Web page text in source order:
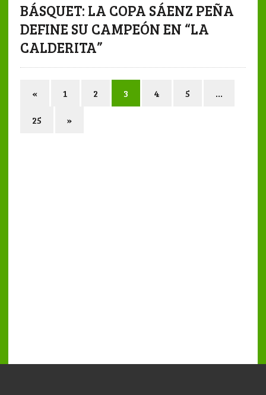
BÁSQUET: LA COPA SÁENZ PEÑA
DEFINE SU CAMPEÓN EN “LA
CALDERITA”
« 1 2 3 4 5 …
25 »